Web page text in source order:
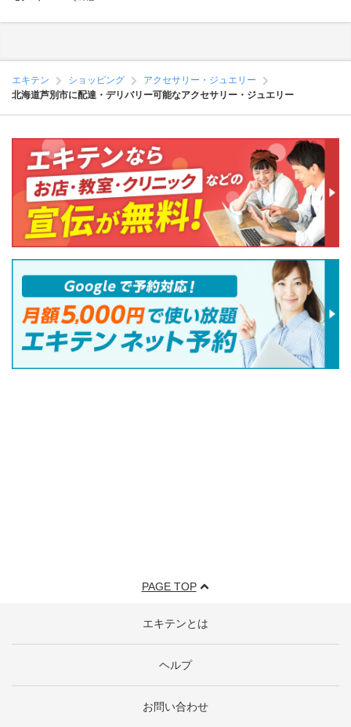
エキテン ショッピング
アクセサリー・ジュエリー
北海道芦別市に配達・デリバリー可能なアクセサリー・ジュエリー
PAGE TOP
エキテンとは
ヘルプ
お問い合わせ